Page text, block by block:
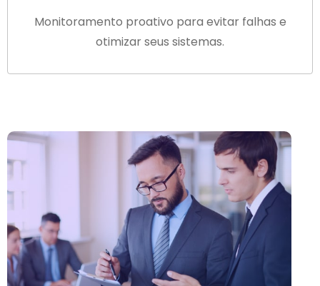
Monitoramento proativo para evitar falhas e
otimizar seus sistemas.